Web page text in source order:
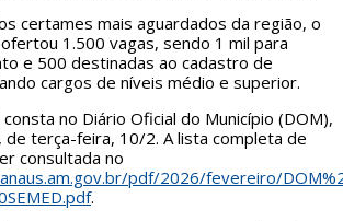
certames mais aguardados da região, o
1.500 vagas, sendo 1 mil para
e 500 destinadas ao cadastro de
cargos de níveis médio e superior.
no Diário Oficial do Município (DOM),
de terça-feira, 10/2. A lista completa de
consultada no
pdf/2026/fevereiro/
.